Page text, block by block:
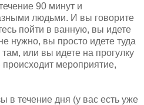
90 минут и
людьми. И вы говорите
пойти в ванную, вы идете
нужно, вы просто идете туда
или вы идете на прогулку
происходит мероприятие,
в течение дня (у вас есть уже